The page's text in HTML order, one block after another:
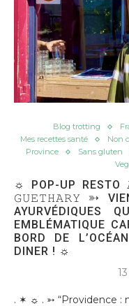
Blog trotting
Mes recettes santé
Non
Province
Sans gluten
☼ POP-UP
𝙶𝚄𝙴𝚃𝙷𝙰𝚁𝚈 ➳
AYURVÉDIQUES
EMBLÉMATIQUE
BORD DE
DINER ! ☼
. ✶ ☼ . ➳ “Providence :